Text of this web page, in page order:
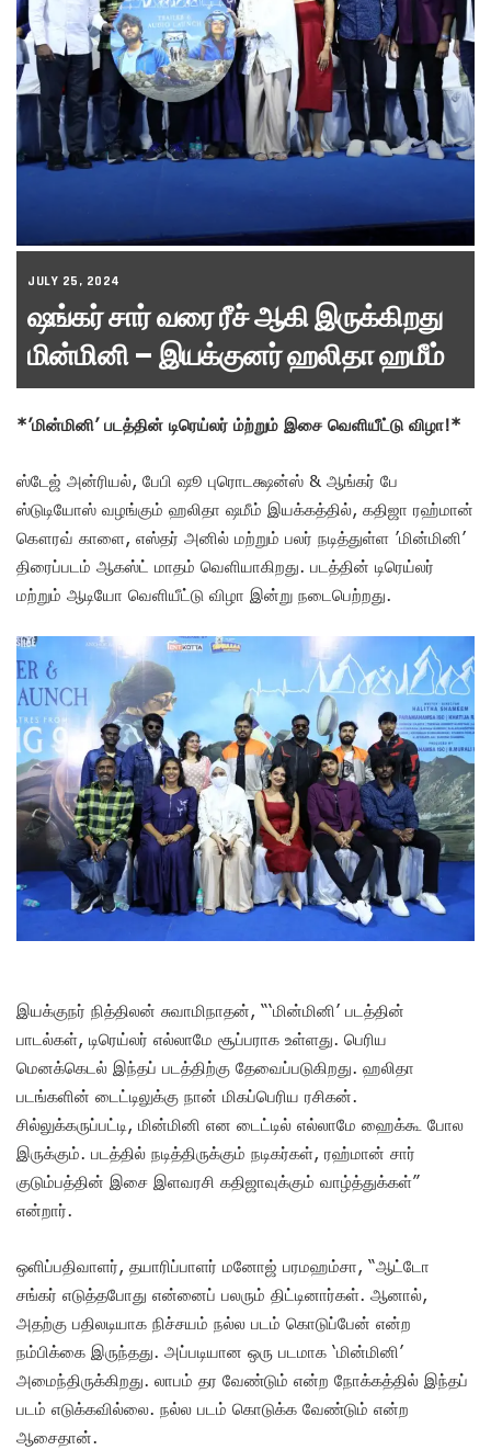
JULY 25, 2024
ஷங்கர் சார் வரை ரீச் ஆகி இருக்கிறது
மின்மினி – இயக்குனர் ஹலிதா ஹமீம்
*’மின்மினி’ படத்தின் டிரெய்லர் ம்ற்றும் இசை வெளியீட்டு விழா!*
ஸ்டேஜ் அன்ரியல், பேபி ஷூ புரொடக்ஷன்ஸ் & ஆங்கர் பே
ஸ்டுடியோஸ் வழங்கும் ஹலிதா ஷமீம் இயக்கத்தில், கதிஜா ரஹ்மான்
கௌரவ் காளை, எஸ்தர் அனில் மற்றும் பலர் நடித்துள்ள ’மின்மினி’
திரைப்படம் ஆகஸ்ட் மாதம் வெளியாகிறது. படத்தின் டிரெய்லர்
மற்றும் ஆடியோ வெளியீட்டு விழா இன்று நடைபெற்றது.
இயக்குநர் நித்திலன் சுவாமிநாதன், “‘மின்மினி’ படத்தின்
பாடல்கள், டிரெய்லர் எல்லாமே சூப்பராக உள்ளது. பெரிய
மெனக்கெடல் இந்தப் படத்திற்கு தேவைப்படுகிறது. ஹலிதா
படங்களின் டைட்டிலுக்கு நான் மிகப்பெரிய ரசிகன்.
சில்லுக்கருப்பட்டி, மின்மினி என டைட்டில் எல்லாமே ஹைக்கூ போல
இருக்கும். படத்தில் நடித்திருக்கும் நடிகர்கள், ரஹ்மான் சார்
குடும்பத்தின் இசை இளவரசி கதிஜாவுக்கும் வாழ்த்துக்கள்”
என்றார்.
ஒளிப்பதிவாளர், தயாரிப்பாளர் மனோஜ் பரமஹம்சா, “ஆட்டோ
சங்கர் எடுத்தபோது என்னைப் பலரும் திட்டினார்கள். ஆனால்,
அதற்கு பதிலடியாக நிச்சயம் நல்ல படம் கொடுப்பேன் என்ற
நம்பிக்கை இருந்தது. அப்படியான ஒரு படமாக ‘மின்மினி’
அமைந்திருக்கிறது. லாபம் தர வேண்டும் என்ற நோக்கத்தில் இந்தப்
படம் எடுக்கவில்லை. நல்ல படம் கொடுக்க வேண்டும் என்ற
ஆசைதான்.